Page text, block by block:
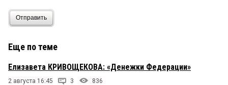
Отправить
Еще по теме
Елизавета КРИВОЩЕКОВА: «Денежки Федерации»
2 августа 16:45 3 836